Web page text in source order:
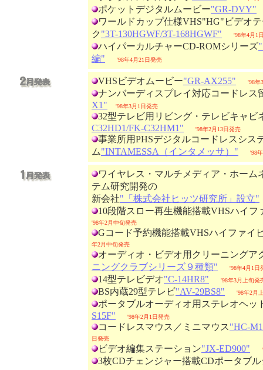
ポケットデジタルムービー"GR-DVY"
ワールドカップ仕様VHS"HG"ビデオ
ク "3T-130HGWF/3T-168HGWF" '98年4月1
ハイパーカルチャーCD-ROMシリーズ
編"
'98年4月21日発売
VHSビデオムービー"GR-AX255" '98年
ナンバーディスプレイ対応コードレス
X1"
'98年3月1日発売
32型テレビ用リビング・テレビキャビ
C32HD1/FK-C32HM1"
'98年2月13日発売
事業所用PHSデジタルコードレスシス
ム"INTAMESSA（インタメッサ）" '98
ワイヤレス・マルチメディア・ホーム
テム研究開発の
新会社"「株式会社ヒッツ研究所」設立"
10段階スロー再生機能搭載VHSハイフ
'98年2月中旬発売
Gコード予約機能搭載VHSハイファイ
年2月中旬発売
オーディオ・ビデオ用クリーニングア
ニングクラブシリーズ９種類"
'98年4月1日
14型テレビデオ"C-14HR8" '98年3月上旬発
BS内蔵29型テレビ"AV-29BS8" '98年2月
ポータブルオーディオ用ステレオヘッ
S15F"
'98年2月1日発売
コードレスマウス／ミニマウス"HC-
日発売
ビデオ編集ステーション"JX-ED900"
3枚CDチェンジャー搭載CDポータブ